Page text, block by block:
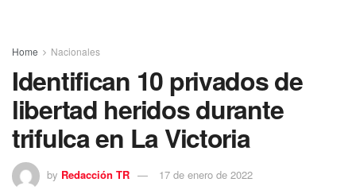
Home Nacionales
Identifican 10 privados de
libertad heridos durante
trifulca en La Victoria
by Redacción TR 17 de enero de 2022